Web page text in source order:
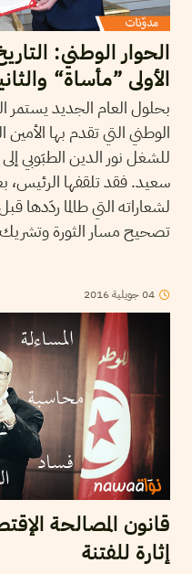
الحوار الوطني:
الأولى ”مأساة“
بحلول العام الجديد يستمر
الوطني التي تقدم بها الأمين
للشغل نور الدين الطبَوبي
سعيد. فقد تلقفها الرئيس،
تصحيح مسار الثورة وتشريك
04جويلية2016
قانون المصالحة
إثارة للفتنة